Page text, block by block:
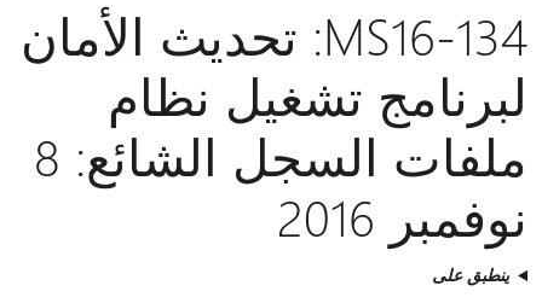
MS16-134: تحديث الأمان
لبرنامج تشغيل نظام
ملفات السجل الشائع: 8
نوفمبر 2016
ينطبق على